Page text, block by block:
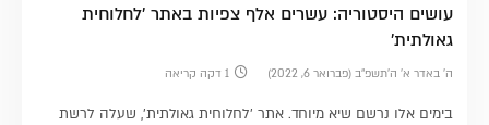
עושים היסטוריה: עשרים אלף צפיות באתר 'לחלוחית
גאולתית'
ה׳ באדר א׳ ה׳תשפ״ב (פברואר 6, 2022) 1 דקה קריאה
בימים אלו נרשם שיא מיוחד. אתר 'לחלוחית גאולתית', שעלה לרשת